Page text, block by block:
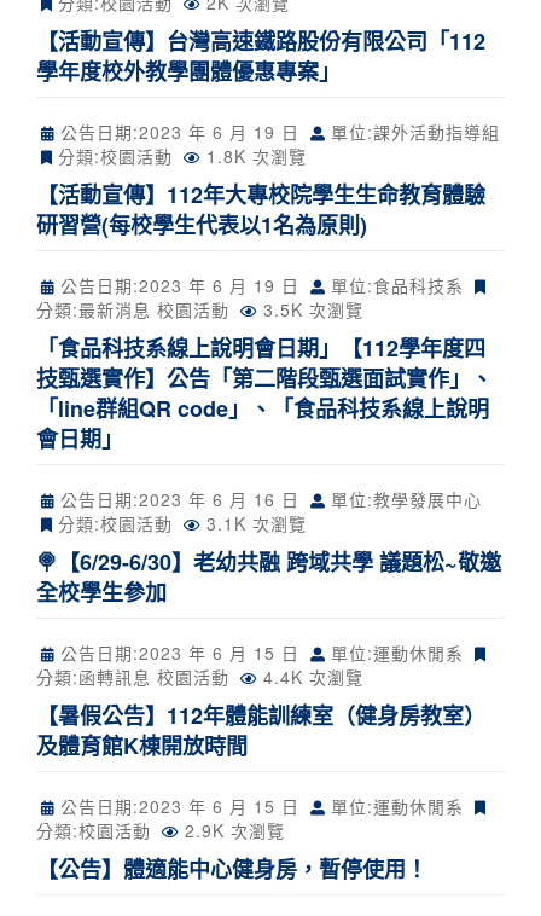
【活動宣傳】台灣高速鐵路股份有限公司「112
學年度校外教學團體優惠專案」
公告日期:2023 年 6 月 19 日
單位:課外活動指導組
分類:校園活動 1.8K 次瀏覽
【活動宣傳】112年大專校院學生生命教育體驗
研習營(每校學生代表以1名為原則)
公告日期:2023 年 6 月 19 日
單位:食品科技系
分類:最新消息 校園活動 3.5K 次瀏覽
「食品科技系線上說明會日期」【112學年度四
技甄選實作】公告「第二階段甄選面試實作」、
「line群組QR code」、「食品科技系線上說明
會日期」
公告日期:2023 年 6 月 16 日
單位:教學發展中心
分類:校園活動 3.1K 次瀏覽
🍭【6/29-6/30】老幼共融 跨域共學 議題松~敬邀
全校學生參加
公告日期:2023 年 6 月 15 日
單位:運動休閒系
分類:函轉訊息 校園活動 4.4K 次瀏覽
【暑假公告】112年體能訓練室（健身房教室）
及體育館K棟開放時間
公告日期:2023 年 6 月 15 日
單位:運動休閒系
分類:校園活動 2.9K 次瀏覽
【公告】體適能中心健身房，暫停使用！